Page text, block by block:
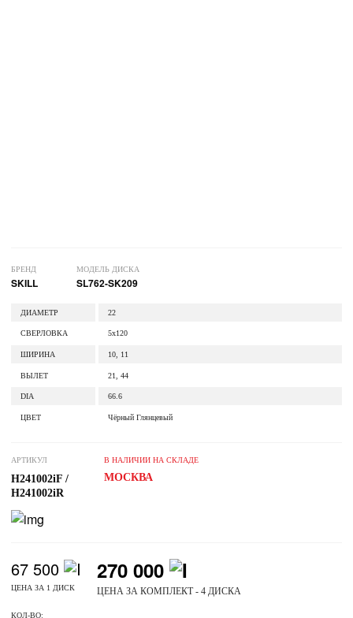
БРЕНД
SKILL
МОДЕЛЬ ДИСКА
SL762-SK209
ДИАМЕТР 22
СВЕРЛОВКА 5x120
ШИРИНА 10, 11
ВЫЛЕТ 21, 44
DIA 66.6
ЦВЕТ Чёрный Глянцевый
АРТИКУЛ
H241002iF /
H241002iR
В НАЛИЧИИ НА СКЛАДЕ
МОСКВА
67 500
ЦЕНА ЗА 1 ДИСК
270 000
ЦЕНА ЗА КОМПЛЕКТ - 4 ДИСКА
КОЛ-ВО: